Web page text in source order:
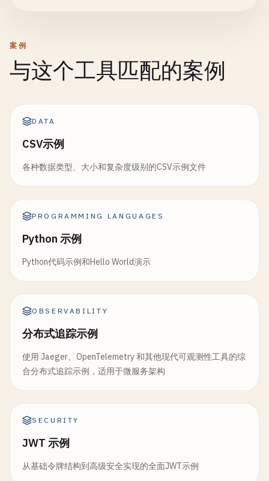
案例
与这个工具匹配的案例
DATA
CSV示例
各种数据类型、大小和复杂度级别的CSV示例文件
PROGRAMMING LANGUAGES
Python 示例
Python代码示例和Hello World演示
OBSERVABILITY
分布式追踪示例
使用 Jaeger、OpenTelemetry 和其他现代可观测性工具的综
合分布式追踪示例，适用于微服务架构
SECURITY
JWT 示例
从基础令牌结构到高级安全实现的全面JWT示例